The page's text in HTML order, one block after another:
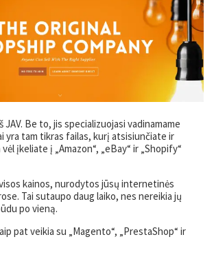
JAV. Be to, jis specializuojasi vadinamame
yra tam tikras failas, kurį atsisiunčiate ir
įkeliate į „Amazon“, „eBay“ ir „Shopify“
kainos, nurodytos jūsų internetinės
Tai sutaupo daug laiko, nes nereikia jų
po vieną.
pat veikia su „Magento“, „PrestaShop“ ir